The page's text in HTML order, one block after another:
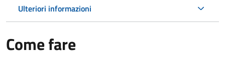
Ulteriori informazioni
Come fare